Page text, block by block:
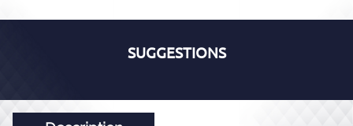
SUGGESTIONS